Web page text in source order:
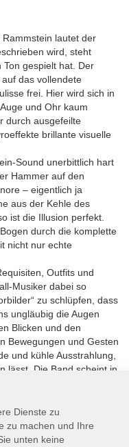
lautet der
wird, steht
gespielt hat. Der
das vollendete
frei. Hier wird sich in
und Ohr kaum
durch ausgefeilte
brillante visuelle
Sound unerbittlich hart
Hammer auf den
– eigentlich ja
aus der Kehle des
ist die Illusion perfekt.
durch die komplette
nicht nur echte
Outfits und
Musiker dabei so
zu schlüpfen, dass
ungläubig die Augen
Blicken und den
Bewegungen und Gesten
und kühle Ausstrahlung,
lässt. Die Band scheint in
sie das Völkerball
Wahnsinn, Faszination
wie die Musik von
Dienste zu
zu machen und Ihre
unten keine